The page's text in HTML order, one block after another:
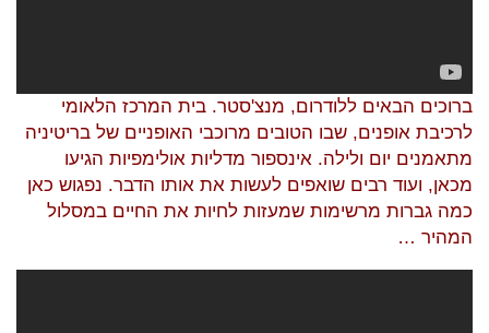
ברוכים הבאים ללודרום, מנצ'סטר. בית המרכז הלאומי
לרכיבת אופנים, שבו הטובים מרוכבי האופניים של בריטיניה
מתאמנים יום ולילה. אינספור מדליות אולימפיות הגיעו
מכאן, ועוד רבים שואפים לעשות את אותו הדבר. נפגוש כאן
כמה גברות מרשימות שמעזות לחיות את החיים במסלול
המהיר …